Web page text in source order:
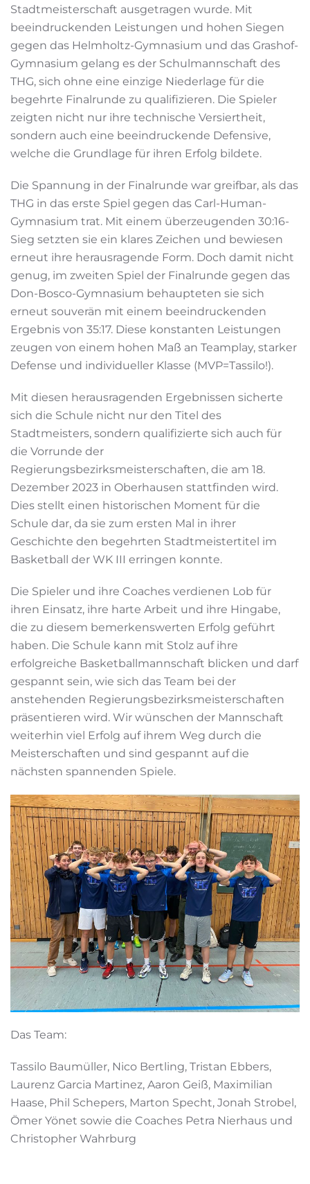
Stadtmeisterschaft ausgetragen wurde. Mit
beeindruckenden Leistungen und hohen Siegen
gegen das Helmholtz-Gymnasium und das Grashof-
Gymnasium gelang es der Schulmannschaft des
THG, sich ohne eine einzige Niederlage für die
begehrte Finalrunde zu qualifizieren. Die Spieler
zeigten nicht nur ihre technische Versiertheit,
sondern auch eine beeindruckende Defensive,
welche die Grundlage für ihren Erfolg bildete.
Die Spannung in der Finalrunde war greifbar, als das
THG in das erste Spiel gegen das Carl-Human-
Gymnasium trat. Mit einem überzeugenden 30:16-
Sieg setzten sie ein klares Zeichen und bewiesen
erneut ihre herausragende Form. Doch damit nicht
genug, im zweiten Spiel der Finalrunde gegen das
Don-Bosco-Gymnasium behaupteten sie sich
erneut souverän mit einem beeindruckenden
Ergebnis von 35:17. Diese konstanten Leistungen
zeugen von einem hohen Maß an Teamplay, starker
Defense und individueller Klasse (MVP=Tassilo!).
Mit diesen herausragenden Ergebnissen sicherte
sich die Schule nicht nur den Titel des
Stadtmeisters, sondern qualifizierte sich auch für
die Vorrunde der
Regierungsbezirksmeisterschaften, die am 18.
Dezember 2023 in Oberhausen stattfinden wird.
Dies stellt einen historischen Moment für die
Schule dar, da sie zum ersten Mal in ihrer
Geschichte den begehrten Stadtmeistertitel im
Basketball der WK III erringen konnte.
Die Spieler und ihre Coaches verdienen Lob für
ihren Einsatz, ihre harte Arbeit und ihre Hingabe,
die zu diesem bemerkenswerten Erfolg geführt
haben. Die Schule kann mit Stolz auf ihre
erfolgreiche Basketballmannschaft blicken und darf
gespannt sein, wie sich das Team bei der
anstehenden Regierungsbezirksmeisterschaften
präsentieren wird. Wir wünschen der Mannschaft
weiterhin viel Erfolg auf ihrem Weg durch die
Meisterschaften und sind gespannt auf die
nächsten spannenden Spiele.
Das Team:
Tassilo Baumüller, Nico Bertling, Tristan Ebbers,
Laurenz Garcia Martinez, Aaron Geiß, Maximilian
Haase, Phil Schepers, Marton Specht, Jonah Strobel,
Ömer Yönet sowie die Coaches Petra Nierhaus und
Christopher Wahrburg